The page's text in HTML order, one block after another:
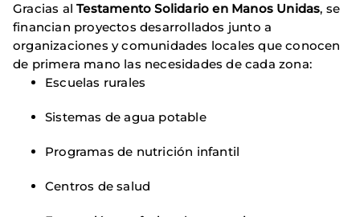
Gracias alTestamento Solidario en Manos Unidas, se
financian proyectos desarrollados junto a
organizaciones y comunidades locales que conocen
de primera mano las necesidades de cada zona:
Escuelas rurales
Sistemas de agua potable
Programas de nutrición infantil
Centros de salud